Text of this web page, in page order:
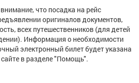
что посадка на рейс
оригиналов документов,
всех путешественников (для детей
Информация о необходимости
электронный билет будет указана
в разделе "Помощь".